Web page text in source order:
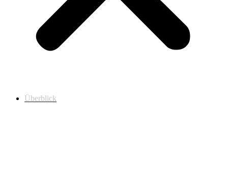
Überblick